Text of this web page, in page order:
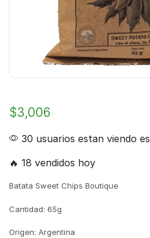
$3,006
30 usuarios estan viendo
🔥 18 vendidos hoy
Batata Sweet Chips Boutique
Cantidad: 65g
Origen: Argentina